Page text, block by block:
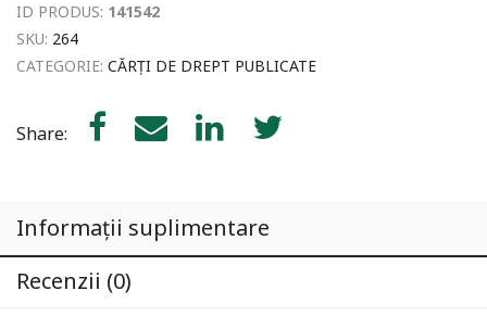
dreptului
în
fața
contemporane
ID PRODUS: 141542
SKU: 264
CATEGORIE: CĂRȚI DE DREPT PUBLICATE
Share:
Informații suplimentare
Recenzii (0)